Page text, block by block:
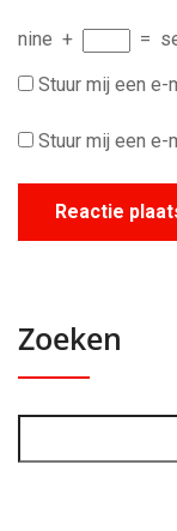
nine + =
Stuur mij een
Stuur mij een e-
Zoeken